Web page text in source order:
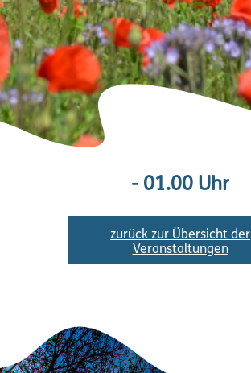
- 01.00 Uhr
zurück zur Übersicht der
Veranstaltungen